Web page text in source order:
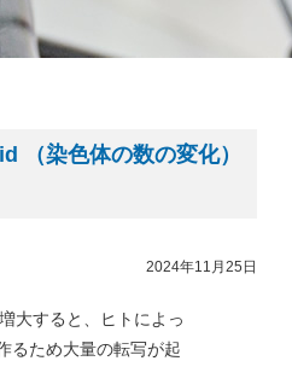
（染色体の数の変化）
2024年11月25日
大すると、ヒトによっ
るため大量の転写が起